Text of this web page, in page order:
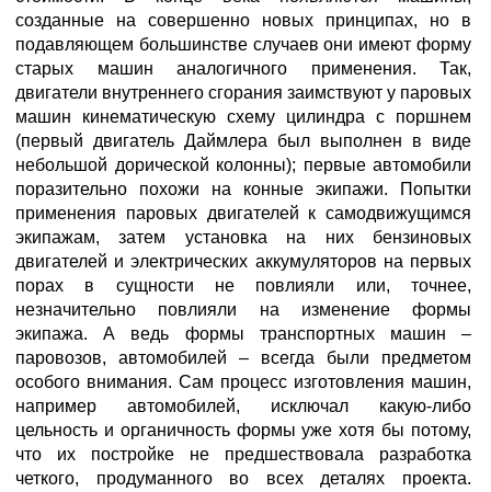
созданные на совершенно новых принципах, но в
подавляющем большинстве случаев они имеют форму
старых машин аналогичного применения. Так,
двигатели внутреннего сгорания заимствуют у паровых
машин кинематическую схему цилиндра с поршнем
(первый двигатель Даймлера был выполнен в виде
небольшой дорической колонны); первые автомобили
поразительно похожи на конные экипажи. Попытки
применения паровых двигателей к самодвижущимся
экипажам, затем установка на них бензиновых
двигателей и электрических аккумуляторов на первых
порах в сущности не повлияли или, точнее,
незначительно повлияли на изменение формы
экипажа. А ведь формы транспортных машин –
паровозов, автомобилей – всегда были предметом
особого внимания. Сам процесс изготовления машин,
например автомобилей, исключал какую-либо
цельность и органичность формы уже хотя бы потому,
что их постройке не предшествовала разработка
четкого, продуманного во всех деталях проекта.